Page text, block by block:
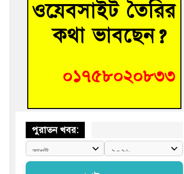
জুলাই গণঅভ্যুত্থান দিবসে কুমিল্লায় শ্রদ্ধা, র‍্যালি ও সংবর্ধনা
তনু হত্যা মামলায় গ্রেফতার সাবেক সেনা সদস্য হাফিজুর
আহত শিক্ষার্থীদের দেখতে গিয়ে মেডিকেলের ক্যান্টিনে
পুরাতন খবর: